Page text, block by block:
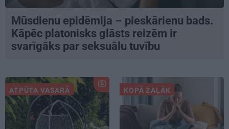
Mūsdienu epidēmija – pieskārienu bads.
Kāpēc platonisks glāsts reizēm ir
svarīgāks par seksuālu tuvību
ATPŪTA VASARĀ KOPĀ ZAĻĀK